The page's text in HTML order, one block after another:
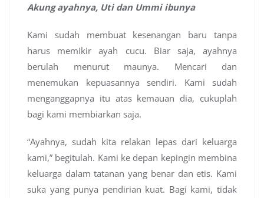
Akung ayahnya, Uti dan Ummi ibunya
Kami sudah membuat kesenangan baru tanpa
harus memikir ayah cucu. Biar saja, ayahnya
berulah menurut maunya. Mencari dan
menemukan kepuasannya sendiri. Kami sudah
menganggapnya itu atas kemauan dia, cukuplah
bagi kami membiarkan saja.
“Ayahnya, sudah kita relakan lepas dari keluarga
kami,” begitulah. Kami ke depan kepingin membina
keluarga dalam tatanan yang benar dan etis. Kami
suka yang punya pendirian kuat. Bagi kami, tidak